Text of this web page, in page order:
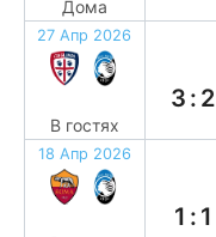
Дома
27 Апр 2026
В гостях
3:2
18 Апр 2026
1:1